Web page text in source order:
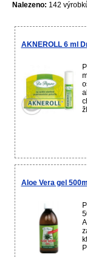
Nalezeno: 142
AKNEROLL 6 ml
Aloe Vera gel